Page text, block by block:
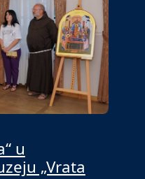
u
„Vrata